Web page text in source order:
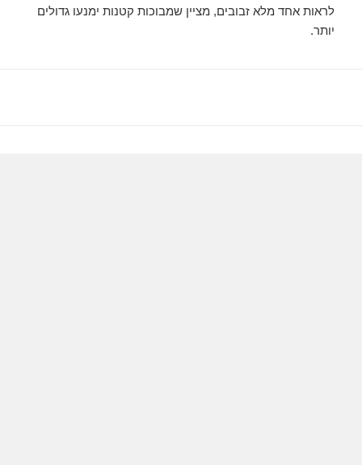
לראות אחד מלא זבובים, מציין שמבוכות קטנות ימנעו גדולים
יותר.